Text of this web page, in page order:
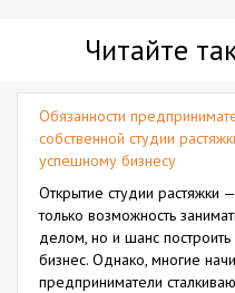
Читайте
Обязанности
собственной студии
успешному бизнесу
Открытие студии растяжки
только возможность
делом, но и шанс
бизнес. Однако, многие
предприниматели